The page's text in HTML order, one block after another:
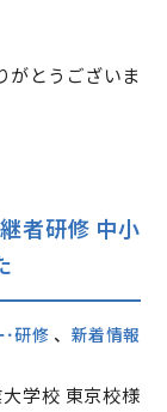
がとうございま
者研修 中小
･研修 新着情報
学校 東京校様